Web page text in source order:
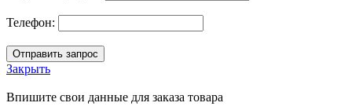
Телефон:
Закрыть
Впишите свои данные для заказа товара